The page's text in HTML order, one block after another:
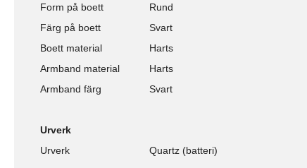
Form på boett
Rund
Färg på boett
Svart
Boett material
Harts
Armband material
Harts
Armband färg
Svart
Urverk
Urverk
Quartz (batteri)